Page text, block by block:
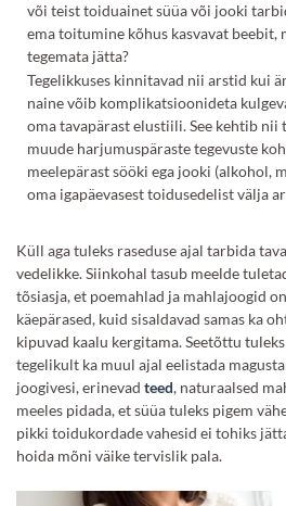
või teist toiduainet süüa või jooki
ema toitumine kõhus kasvavat beebit,
tegemata jätta?
Tegelikkuses kinnitavad nii arstid kui
naine võib komplikatsioonideta
oma tavapärast elustiili. See kehtib
muude harjumuspäraste tegevuste
meelepärast sööki ega jooki (alkohol,
oma igapäevasest toidusedelist välja
Küll aga tuleks raseduse ajal tarbida
vedelikke. Siinkohal tasub meelde
tõsiasja, et poemahlad ja mahlajoogid
käepärased, kuid sisaldavad samas ka
kipuvad kaalu kergitama. Seetõttu
tegelikult ka muul ajal eelistada
joogivesi, erinevad teed, naturaalsed
meeles pidada, et süüa tuleks pigem
pikki toidukordade vahesid ei tohiks
hoida mõni väike tervislik pala.